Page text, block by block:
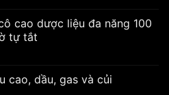
cao dược liệu đa năng 100
tự tắt
cao, dầu, gas và củi